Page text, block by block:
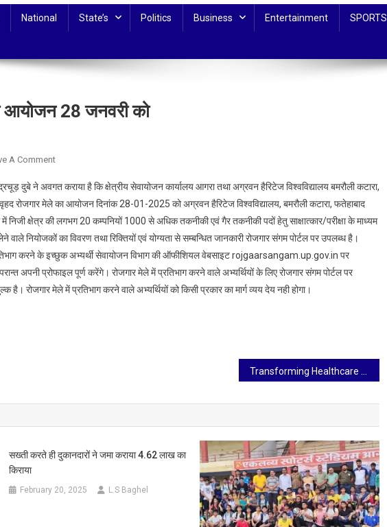
National State’s Politics Business Entertainment SPORTS
आयोजन 28 जनवरी को
A CommentOn
वृहद
रोजगार
मेला
का
आयोजन
28
जनवरी
ने अवगत कराया है कि क्षेत्रीय सेवायोजन कार्यालय आगरा तथा अग्रवन हैरिटेज विश्वविद्यालय बमरौली कटारा,
रोजगार मेले का आयोजन दिनांक 28-01-2025 को अग्रवन हैरिटेज विश्वविद्यालय, बमरौली कटारा, फतेहाबाद
निजी क्षेत्र की लगभग 20 कम्पनियों 1000 से अधिक तकनीकी एवं गैर तकनीकी पदों हेतु साक्षात्कार/परीक्षा के माध्यम
वाले नियोजकों का विवरण तथा रिक्तियों एवं योग्यता से सम्बन्धित जानकारी रोजगार संगम पोर्टल पर उपलब्ध है।
करने के इच्छुक अभ्यर्थी सेवायोजन विभाग की ऑफीशियल वेबसाइट rojgaarsangam.up.gov.in पर
अपनी प्रोफाइल पूर्ण करेंगे। रोजगार मेले में प्रतिभाग करने वाले अभ्यर्थियों के लिए रोजगार संगम पोर्टल पर
है। रोजगार मेले में प्रतिभाग करने वाले अभ्यर्थियों को किसी प्रकार का मार्ग व्यय देय नही होगा।
सख्ती करते ही दुकानदारों ने जमा कराया 4.62 लाख का
किराया
February 20, 2025 L.S Baghel